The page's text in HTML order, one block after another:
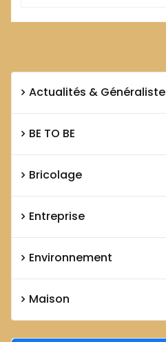
Actualités & Généraliste
BE TO BE
Bricolage
Entreprise
Environnement
Maison